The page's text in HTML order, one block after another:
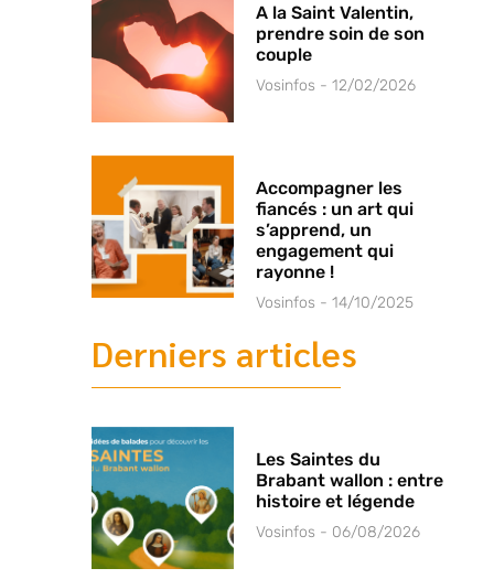
A la Saint Valentin,
prendre soin de son
couple
Vosinfos 12/02/2026
Accompagner les
fiancés : un art qui
s’apprend, un
engagement qui
rayonne !
Vosinfos 14/10/2025
Derniers articles
Les Saintes du
Brabant wallon : entre
histoire et légende
Vosinfos 06/08/2026